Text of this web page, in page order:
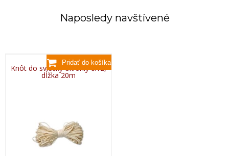
Naposledy navštívené
Knôt do sviečky okrúhly č.12,
dĺžka 20m